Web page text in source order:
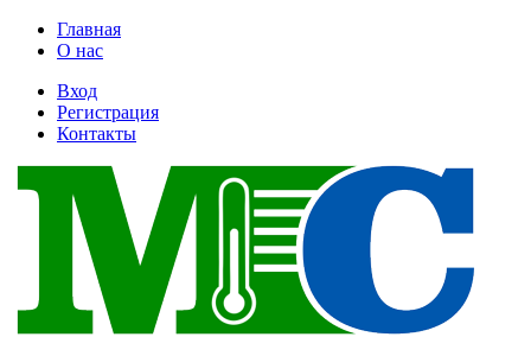
Главная
О нас
Вход
Регистрация
Контакты